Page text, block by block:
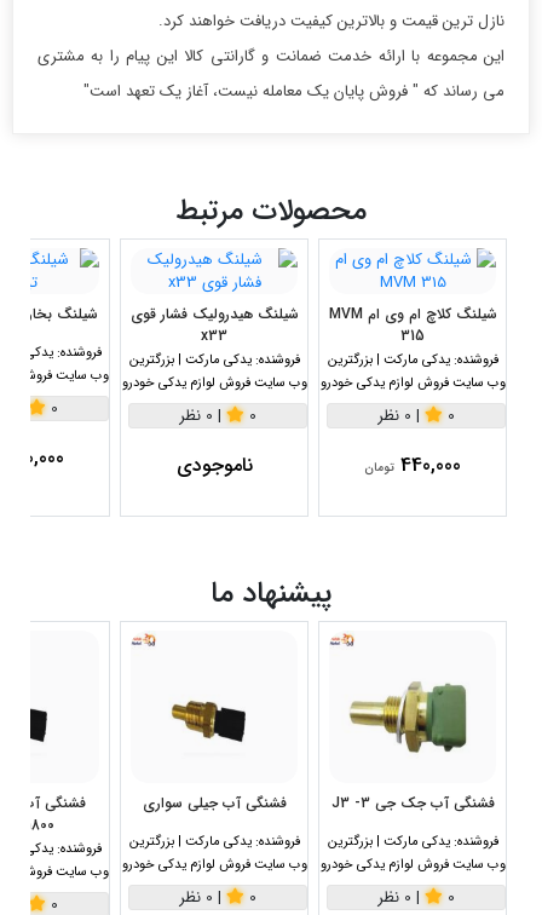
نازل ترین قیمت و بالاترین کیفیت دریافت خواهند کرد.
این مجموعه با ارائه خدمت ضمانت و گارانتی کالا این پیام را به مشتری
می رساند که " فروش پایان یک معامله نیست، آغاز یک تعهد است"
محصولات مرتبط
شیلنگ کلاچ ام وی ام MVM
315
فروشنده: یدکی مارکت | بزرگترین
وب سایت فروش لوازم یدکی خودرو
0
| 0 نظر
440,000 تومان
شیلنگ هیدرولیک فشار قوی
x33
فروشنده: یدکی مارکت | بزرگترین
وب سایت فروش لوازم یدکی خودرو
0
| 0 نظر
ناموجودی
شیلنگ بخاری
فروشنده: یدکی
وب سایت فروش
0
460,000
پیشنهاد ما
فشنگی آب جک جی 3- J3
فروشنده: یدکی مارکت | بزرگترین
وب سایت فروش لوازم یدکی خودرو
0
| 0 نظر
فشنگی آب جیلی سواری
فروشنده: یدکی مارکت | بزرگترین
وب سایت فروش لوازم یدکی خودرو
0
| 0 نظر
1800سی سی
فروشنده: یدکی
وب سایت فروش
0